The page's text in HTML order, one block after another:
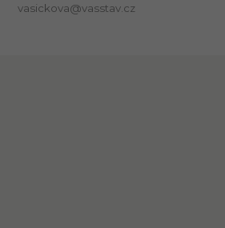
vasickova@vasstav.cz